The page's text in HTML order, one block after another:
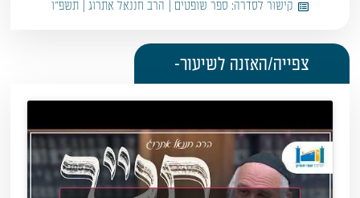
קישור לסדרה: ספר שופטים | הרב חננאל אתרוג | תשפ"ו
צפייה/האזנה לשיעור-